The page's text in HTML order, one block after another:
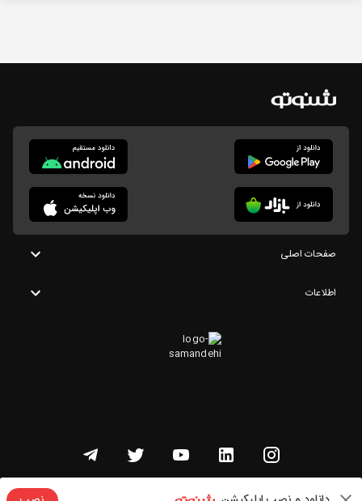
صفحات اصلی
اطلاعات
تمامی حقوق این وبسایت متعلق به شنوتو است